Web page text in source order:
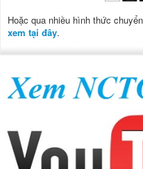
Hoặc qua nhiều hình thức
xem tại đây.